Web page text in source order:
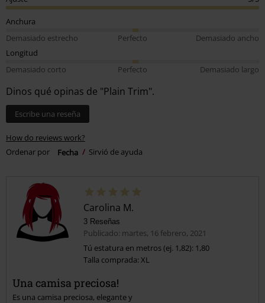
Anchura
Demasiado estrecho
Perfecto
Demasiado ancho
Longitud
Demasiado corto
Perfecto Demasiado largo
Dinos qué opinas de "Plain Trim".
Escribe una reseña
How do reviews work?
Ordenar por
Fecha Sirvió de ayuda
Carolina M.
3 Reseñas
Publicado: martes, 16 febrero, 2021
Tú estatura en metros (ej. 1,82): 1,80
Talla comprada: XL
Una camisa preciosa!
Es una camisa preciosa, elegante y